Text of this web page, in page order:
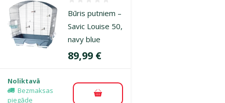
Būris putniem –
Savic Louise 50,
navy blue
Cena
89,99 €
Noliktavā
Bezmaksas
piegāde
Pievienot grozam